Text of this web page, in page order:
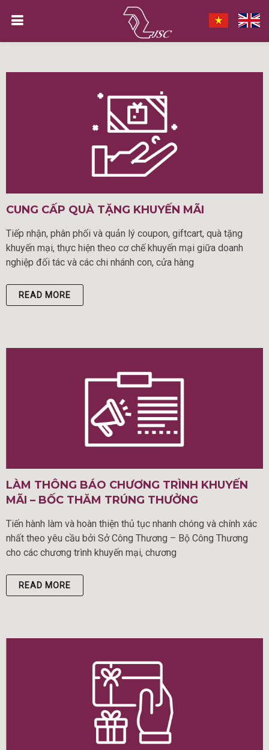
CUNG CẤP QUÀ TẶNG KHUYẾN MÃI
Tiếp nhận, phân phối và quản lý coupon, giftcart, quà tặng
khuyến mại, thực hiện theo cơ chế khuyến mại giữa doanh
nghiệp đối tác và các chi nhánh con, cửa hàng
READ MORE
LÀM THÔNG BÁO CHƯƠNG TRÌNH KHUYẾN
MÃI – BỐC THĂM TRÚNG THƯỞNG
Tiến hành làm và hoàn thiện thủ tục nhanh chóng và chính xác
nhất theo yêu cầu bởi Sở Công Thương – Bộ Công Thương
cho các chương trình khuyến mại, chương
READ MORE